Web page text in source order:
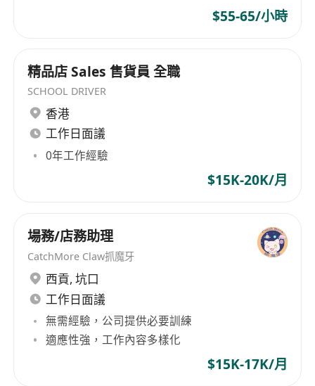
$55-65/小時
精品店 Sales 售貨員 全職
SCHOOL DRIVER
香港
工作日面議
0年工作經驗
$15K-20K/月
場務/店務助理
CatchMore Claw抓魔牙
西貢, 坑口
工作日面議
無需經驗，公司提供必要訓練
適應性強，工作內容多樣化
$15K-17K/月